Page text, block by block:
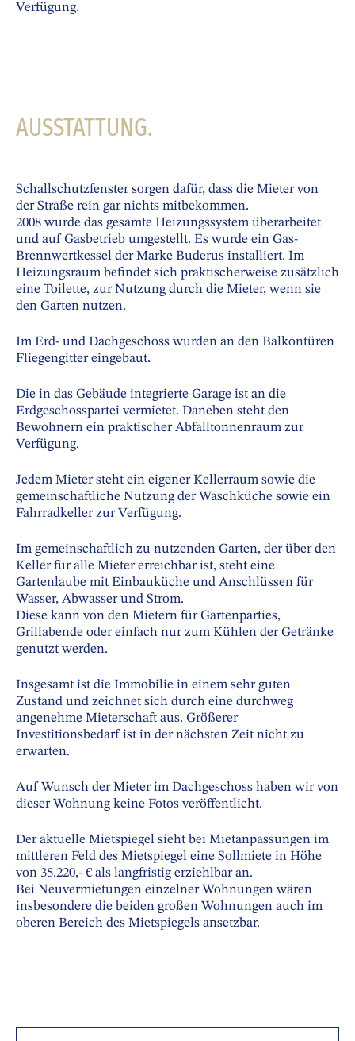
Verfügung.
AUSSTATTUNG.
Schallschutzfenster sorgen dafür, dass die Mieter von
der Straße rein gar nichts mitbekommen.
2008 wurde das gesamte Heizungssystem überarbeitet
und auf Gasbetrieb umgestellt. Es wurde ein Gas-
Brennwertkessel der Marke Buderus installiert. Im
Heizungsraum befindet sich praktischerweise zusätzlich
eine Toilette, zur Nutzung durch die Mieter, wenn sie
den Garten nutzen.
Im Erd- und Dachgeschoss wurden an den Balkontüren
Fliegengitter eingebaut.
Die in das Gebäude integrierte Garage ist an die
Erdgeschosspartei vermietet. Daneben steht den
Bewohnern ein praktischer Abfalltonnenraum zur
Verfügung.
Jedem Mieter steht ein eigener Kellerraum sowie die
gemeinschaftliche Nutzung der Waschküche sowie ein
Fahrradkeller zur Verfügung.
Im gemeinschaftlich zu nutzenden Garten, der über den
Keller für alle Mieter erreichbar ist, steht eine
Gartenlaube mit Einbauküche und Anschlüssen für
Wasser, Abwasser und Strom.
Diese kann von den Mietern für Gartenparties,
Grillabende oder einfach nur zum Kühlen der Getränke
genutzt werden.
Insgesamt ist die Immobilie in einem sehr guten
Zustand und zeichnet sich durch eine durchweg
angenehme Mieterschaft aus. Größerer
Investitionsbedarf ist in der nächsten Zeit nicht zu
erwarten.
Auf Wunsch der Mieter im Dachgeschoss haben wir von
dieser Wohnung keine Fotos veröffentlicht.
Der aktuelle Mietspiegel sieht bei Mietanpassungen im
mittleren Feld des Mietspiegel eine Sollmiete in Höhe
von 35.220,- € als langfristig erziehlbar an.
Bei Neuvermietungen einzelner Wohnungen wären
insbesondere die beiden großen Wohnungen auch im
oberen Bereich des Mietspiegels ansetzbar.